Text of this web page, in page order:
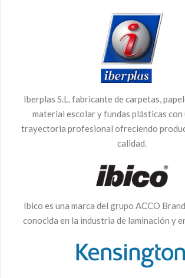
Iberplas S.L. fabricante de carpetas,
material escolar y fundas plásticas con
trayectoria profesional ofreciendo
calidad.
Ibico es una marca del grupo ACCO
conocida en la industria de laminación y